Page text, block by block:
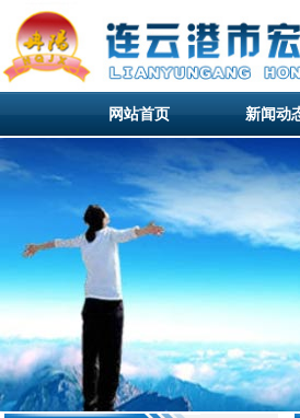
网站首页
网站首页
网站首页
新闻动
新闻动态